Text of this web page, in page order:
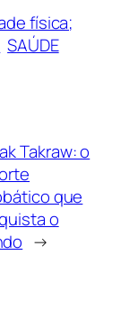
física;
SAÚDE
Takraw: o
que
o
→